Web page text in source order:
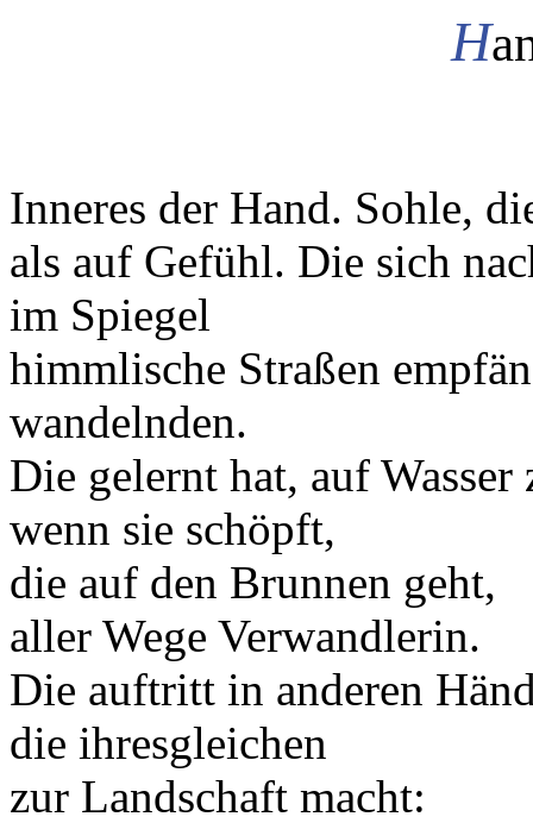
H
Inneres der Hand. Sohle,
als auf Gefühl. Die sich
im Spiegel
himmlische Straßen
wandelnden.
Die gelernt hat, auf Wasser
wenn sie schöpft,
die auf den Brunnen geht,
aller Wege Verwandlerin.
Die auftritt in anderen
die ihresgleichen
zur Landschaft macht: